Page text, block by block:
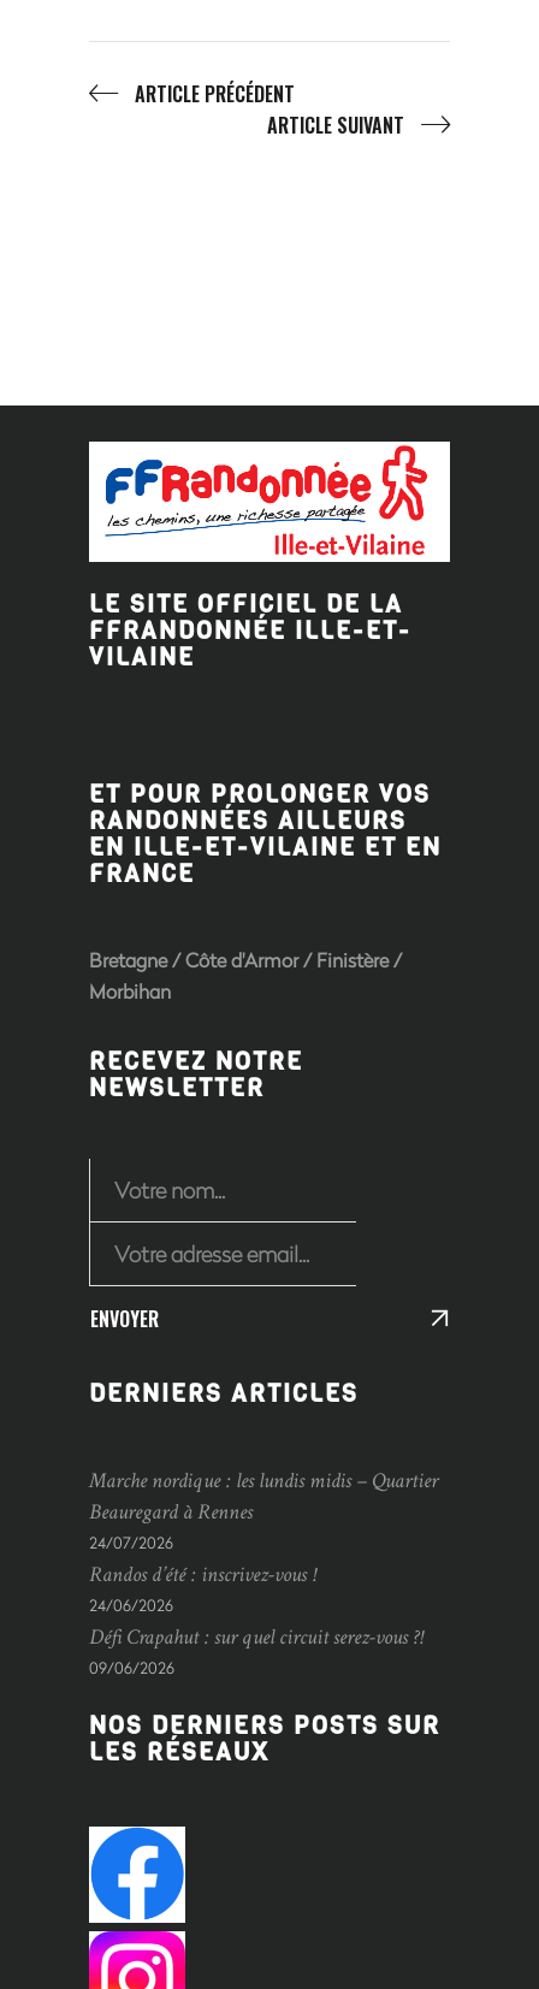
ARTICLE PRÉCÉDENT
ARTICLE SUIVANT
LE SITE OFFICIEL DE LA
FFRANDONNÉE ILLE-ET-
VILAINE
ET POUR PROLONGER VOS
RANDONNÉES AILLEURS
EN ILLE-ET-VILAINE ET EN
FRANCE
Bretagne/Côte d'Armor/Finistère/
Morbihan
RECEVEZ NOTRE
NEWSLETTER
ENVOYER
DERNIERS ARTICLES
Marche nordique : les lundis midis – Quartier
Beauregard à Rennes
24/07/2026
Randos d’été : inscrivez-vous !
24/06/2026
Défi Crapahut : sur quel circuit serez-vous ?!
09/06/2026
NOS DERNIERS POSTS SUR
LES RÉSEAUX